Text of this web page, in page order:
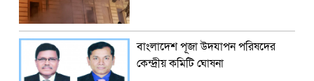
বাংলাদেশ পূজা উদযাপন পরিষদের
কেন্দ্রীয় কমিটি ঘোষনা